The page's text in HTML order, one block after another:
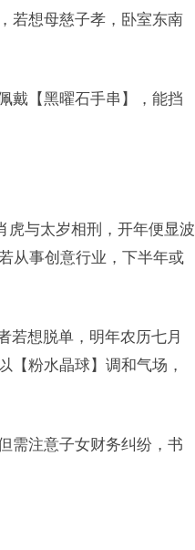
若想母慈子孝，卧室东南
戴【黑曜石手串】，能挡
虎与太岁相刑，开年便显波
从事创意行业，下半年或
若想脱单，明年农历七月
【粉水晶球】调和气场，
需注意子女财务纠纷，书